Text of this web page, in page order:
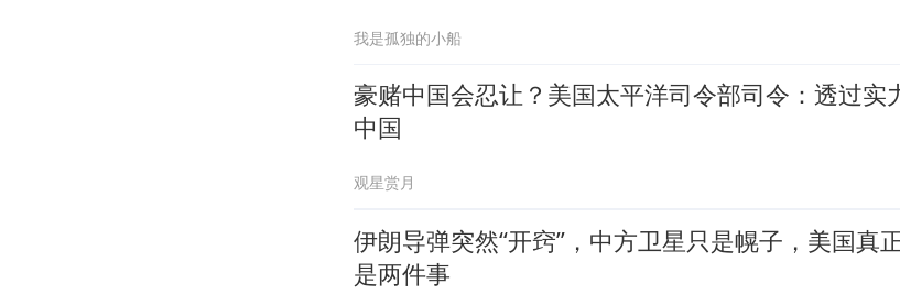
我是孤独的小船
豪赌中国会忍让？美国太平洋司令部司令：透过实
中国
观星赏月
伊朗导弹突然“开窍”，中方卫星只是幌子，美国真
是两件事